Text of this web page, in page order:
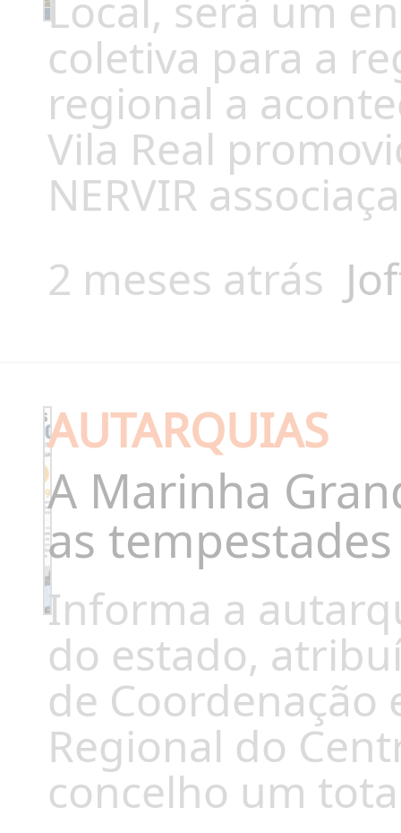
coletiva para a
regional a
Vila Real
NERVIR
2 meses atrás
AUTARQUIAS
A Marinha
as tempestades
Informa a
do estado,
de
Regional do
concelho um